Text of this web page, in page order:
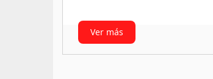
Ver más